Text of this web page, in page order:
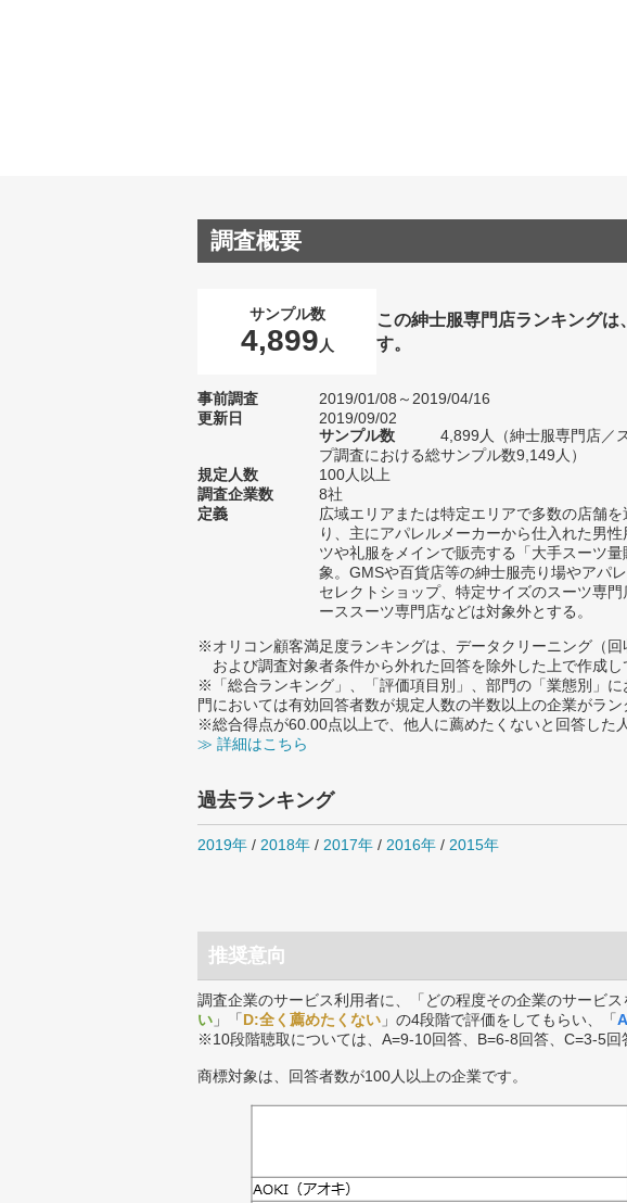
調査概要
サンプル数
4,899 人
この紳士服専門店ランキング
す。
事前調査
2019/01/08～2019/04/16
更新日
2019/09/02
サンプル数
4,899人（紳士服専門店／
プ調査における総サンプル数9,149人）
規定人数
100人以上
調査企業数
8社
定義
広域エリアまたは特定エリアで多数の店舗を
り、主にアパレルメーカーから仕入れた男性
ツや礼服をメインで販売する「大手スーツ
象。GMSや百貨店等の紳士服売り場やアパレ
セレクトショップ、特定サイズのスーツ専門
ーススーツ専門店などは対象外とする。
※オリコン顧客満足度ランキングは、データクリーニング（回
および調査対象者条件から外れた回答を除外した上で作成し
※「総合ランキング」、「評価項目別」、部門の「業態別」
門においては有効回答者数が規定人数の半数以上の企業がラン
※総合得点が60.00点以上で、他人に薦めたくないと回答した
≫ 詳細はこちら
過去ランキング
2019年 / 2018年 / 2017年 / 2016年 / 2015年
推奨意向
調査企業のサービス利用者に、「どの程度その企業のサービ
い 」「D:全く薦めたくない 」の4段階で評価をしてもらい、「
※10段階聴取については、A=9-10回答、B=6-8回答、C=3-5回
商標対象は、回答者数が100人以上の企業です。